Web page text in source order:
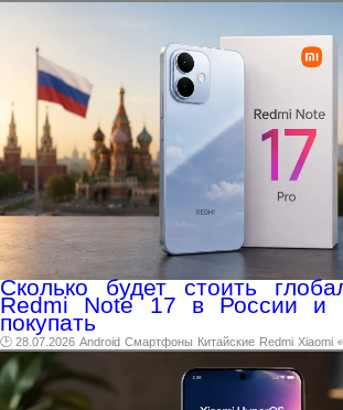
Сколько будет стоить
Redmi Note 17 в России и
покупать
🕑 28.07.2026 Android Смартфоны Китайские Redmi Xiaomi